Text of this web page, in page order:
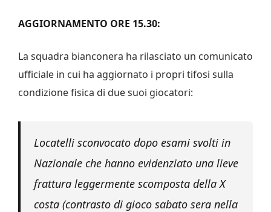
AGGIORNAMENTO ORE 15.30:
La squadra bianconera ha rilasciato un comunicato
ufficiale in cui ha aggiornato i propri tifosi sulla
condizione fisica di due suoi giocatori:
Locatelli sconvocato dopo esami svolti in
Nazionale che hanno evidenziato una lieve
frattura leggermente scomposta della X
costa (contrasto di gioco sabato sera nella